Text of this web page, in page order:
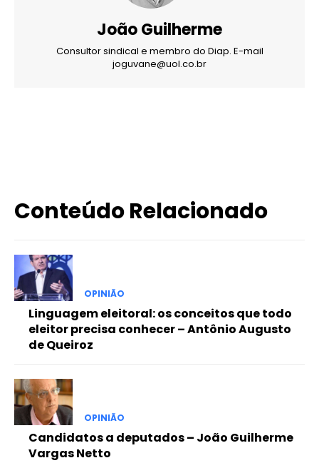
João Guilherme
Consultor sindical e membro do Diap. E-mail
joguvane@uol.co.br
Conteúdo Relacionado
OPINIÃO
Linguagem eleitoral: os conceitos que todo
eleitor precisa conhecer – Antônio Augusto
de Queiroz
OPINIÃO
Candidatos a deputados – João Guilherme
Vargas Netto